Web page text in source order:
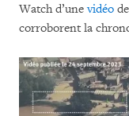
Watch d’unevidéo
corroborent la